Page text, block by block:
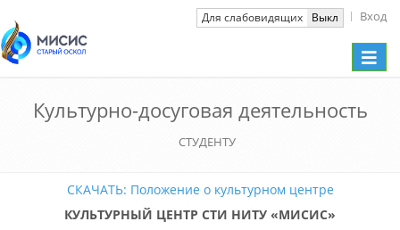
Для слабовидящих Выкл Вход
Toggle
Культурно-досуговая деятельность
СТУДЕНТУ
СКАЧАТЬ: Положение о культурном центре
КУЛЬТУРНЫЙ ЦЕНТР СТИ НИТУ «МИСИС»